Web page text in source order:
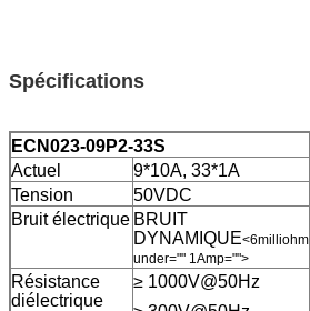
Spécifications
ECN023-09P2-33S
Actuel
9*10A, 33*1A
Tension
50VDC
Bruit électrique BRUIT
DYNAMIQUE<6milliohm
under="" 1Amp="">
Résistance
diélectrique
≥ 1000V@50Hz